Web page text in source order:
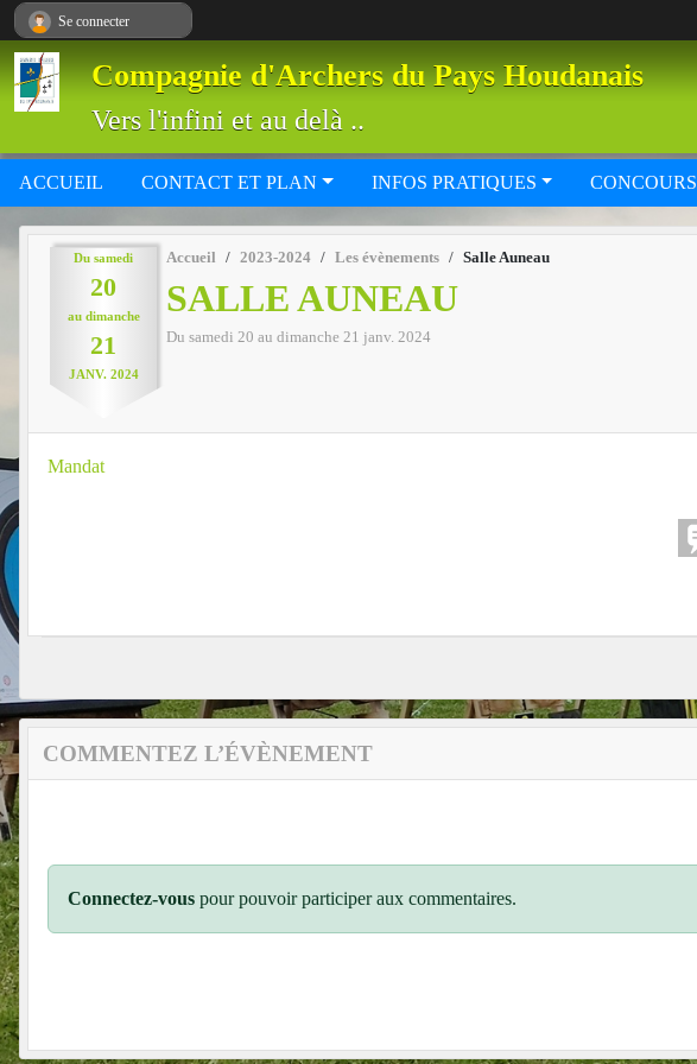
Compagnie d'Archers du Pays Houdanais
Vers l'infini et au delà ..
ACCUEIL CONTACT ET PLAN INFOS PRATIQUES CONCOURS
Du samedi
20
au dimanche
21
JANV. 2024
Accueil 2023-2024 Les évènements Salle Auneau
SALLE AUNEAU
Du samedi 20 au dimanche 21 janv. 2024
Mandat
COMMENTEZ L’ÉVÈNEMENT
Connectez-vous pour pouvoir participer aux commentaires.
Se connecter
Panneau de gestion des cookies